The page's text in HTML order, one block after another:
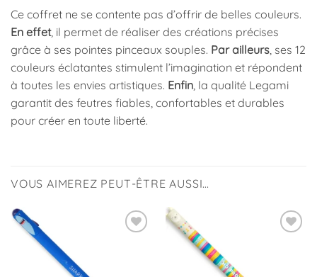
Ce coffret ne se contente pas d’offrir de belles couleurs.
En effet, il permet de réaliser des créations précises
grâce à ses pointes pinceaux souples. Par ailleurs , ses 12
couleurs éclatantes stimulent l’imagination et répondent
à toutes les envies artistiques. Enfin , la qualité Legami
garantit des feutres fiables, confortables et durables
pour créer en toute liberté.
VOUS AIMEREZ PEUT-ÊTRE AUSSI…